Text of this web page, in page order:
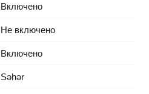
Включено
Не включено
Включено
Səhər